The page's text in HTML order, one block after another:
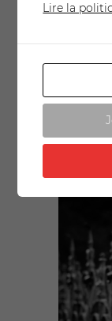
Lire la